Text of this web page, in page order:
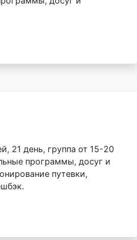
21 день, группа от 15-20
программы, досуг и
путевки,